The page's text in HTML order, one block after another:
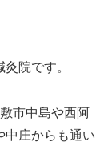
院です。
市中島や西阿
中庄からも通い